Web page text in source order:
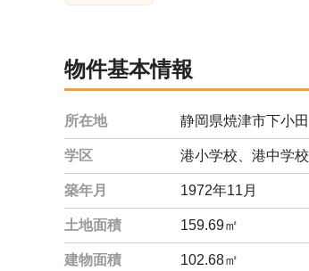
物件基本情報
所在地 静岡県焼津市下小田
学区 港小学校、港中学校
築年月 1972年11月
土地面積 159.69㎡
建物面積 102.68㎡